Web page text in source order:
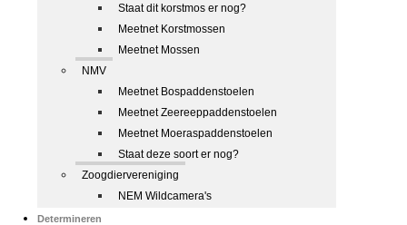
Staat dit korstmos er nog?
Meetnet Korstmossen
Meetnet Mossen
NMV
Meetnet Bospaddenstoelen
Meetnet Zeereeppaddenstoelen
Meetnet Moeraspaddenstoelen
Staat deze soort er nog?
Zoogdiervereniging
NEM Wildcamera's
Determineren